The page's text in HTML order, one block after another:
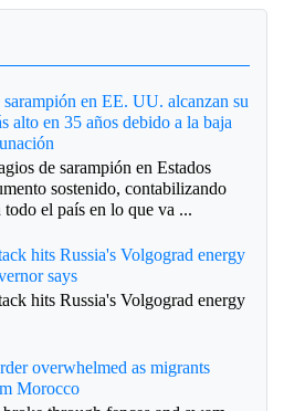
sarampión en EE. UU. alcanzan su
alto en 35 años debido a la baja
de sarampión en Estados
sostenido, contabilizando
todo el país en lo que va ...
hits Russia's Volgograd energy
says
hits Russia's Volgograd energy
overwhelmed as migrants
Morocco